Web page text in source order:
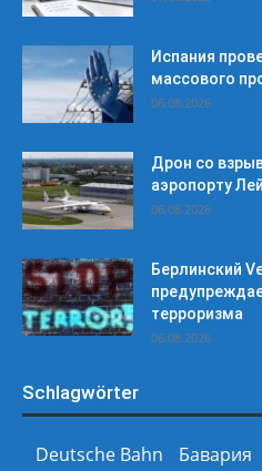
Испания
массового
06.08.2026
Дрон со
аэропорту
06.08.2026
Берлинский
терроризма
06.08.2026
Schlagwörter
Deutsche Bahn Бавария